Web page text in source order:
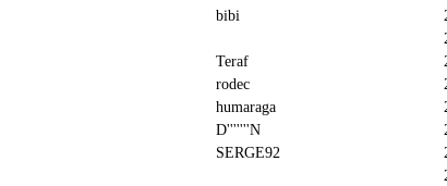
bibi
Teraf
rodec
humaraga
D'''''''N
SERGE92